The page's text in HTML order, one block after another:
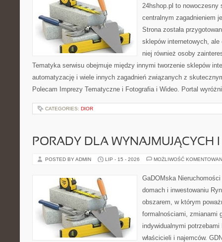
24hshop.pl to nowoczesny
centralnym zagadnieniem
Strona została
sklepów internetowych, ale
niej również osoby
Tematyka serwisu obejmuje między innymi tworzenie sklepów
automatyzację i wiele innych zagadnień związanych z
Polecam Imprezy Tematyczne i Fotografia i Wideo. Portal
CATEGORIES: DIOR
PORADY DLA WYNAJMUJĄCYCH
POSTED BY ADMIN LIP - 15 - 2026 MOŻLIWOŚĆ
GaDOMska
domach i inwestowaniu
obszarem, w którym
formalnościami, zmianami
indywidualnymi
właścicieli i najemców.